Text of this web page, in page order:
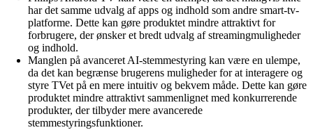
har det samme udvalg af apps og indhold som andre smart-tv-
platforme. Dette kan gøre produktet mindre attraktivt for
forbrugere, der ønsker et bredt udvalg af streamingmuligheder
og indhold.
Manglen på avanceret AI-stemmestyring kan være en ulempe,
da det kan begrænse brugerens muligheder for at interagere og
styre TVet på en mere intuitiv og bekvem måde. Dette kan gøre
produktet mindre attraktivt sammenlignet med konkurrerende
produkter, der tilbyder mere avancerede
stemmestyringsfunktioner.